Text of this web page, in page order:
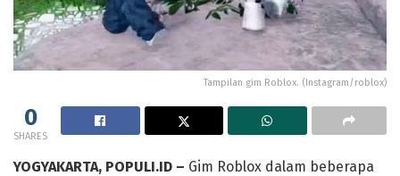
Tampilan gim Roblox. (Instagram/roblox)
0
SHARES
YOGYAKARTA, POPULI.ID – Gim Roblox dalam beberapa